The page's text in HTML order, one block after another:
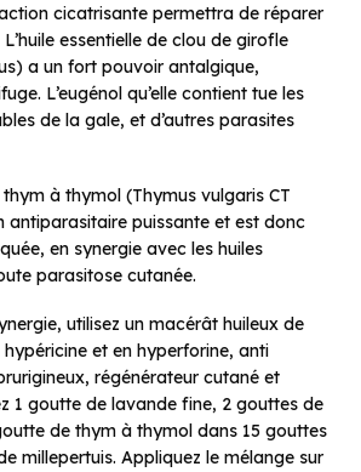
cicatrisante permettra de réparer
essentielle de clou de girofle
a un fort pouvoir antalgique,
L’eugénol qu’elle contient tue les
de la gale, et d’autres parasites
thym à thymol (Thymus vulgaris CT
antiparasitaire puissante et est donc
en synergie avec les huiles
parasitose cutanée.
utilisez un macérât huileux de
et en hyperforine, anti
régénérateur cutané et
1 goutte de lavande fine, 2 gouttes de
de thym à thymol dans 15 gouttes
millepertuis. Appliquez le mélange sur